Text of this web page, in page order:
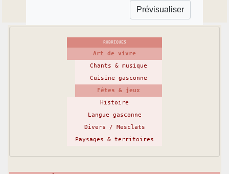
RUBRIQUES
Art de vivre
Chants & musique
Cuisine gasconne
Fêtes & jeux
Histoire
Langue gasconne
Divers / Mesclats
Paysages & territoires